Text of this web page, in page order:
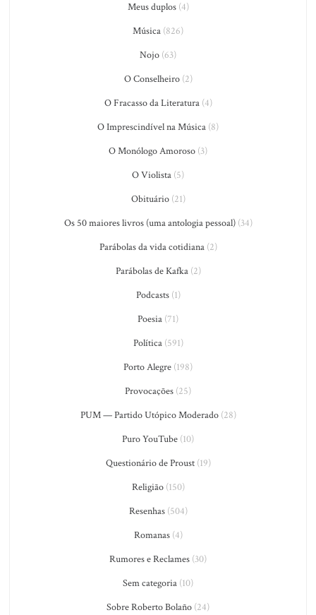
Meus duplos(4)
Música (826)
Nojo (63)
O Conselheiro(2)
O Fracasso da Literatura(4)
O Imprescindível na Música (8)
O Monólogo Amoroso (3)
O Violista (5)
Obituário(21)
Os 50 maiores livros (uma antologia pessoal)(34)
Parábolas da vida cotidiana(2)
Parábolas de Kafka(2)
Podcasts(1)
Poesia (71)
Política(591)
Porto Alegre (198)
Provocações (25)
PUM — Partido Utópico Moderado(28)
Puro YouTube (10)
Questionário de Proust(19)
Religião(150)
Resenhas(504)
Romanas(4)
Rumores e Reclames (30)
Sem categoria (10)
Sobre Roberto Bolaño (24)